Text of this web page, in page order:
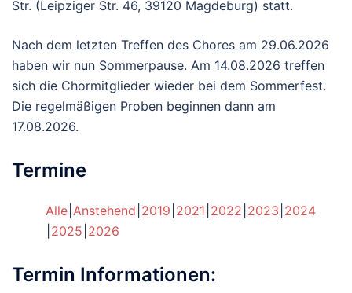
Str. (Leipziger Str. 46, 39120 Magdeburg) statt.
Nach dem letzten Treffen des Chores am 29.06.2026
haben wir nun Sommerpause. Am 14.08.2026 treffen
sich die Chormitglieder wieder bei dem Sommerfest.
Die regelmäßigen Proben beginnen dann am
17.08.2026.
Termine
Alle Anstehend 2019 2021 2022 2023 2024
2025 2026
Termin Informationen: